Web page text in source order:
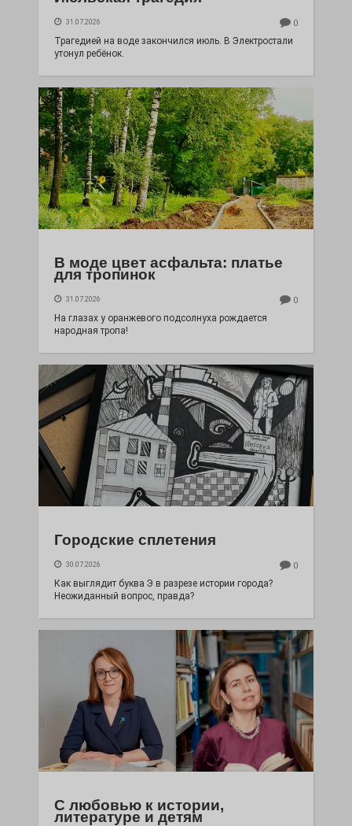
31.07.2026 0
Трагедией на воде закончился июль. В Электростали
утонул ребёнок.
В моде цвет асфальта: платье
для тропинок
31.07.2026 0
На глазах у оранжевого подсолнуха рождается
народная тропа!
Городские сплетения
30.07.2026 0
Как выглядит буква Э в разрезе истории города?
Неожиданный вопрос, правда?
С любовью к истории,
литературе и детям